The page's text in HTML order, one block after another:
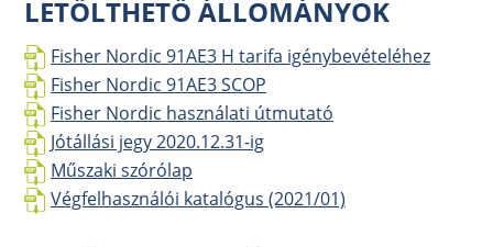
LETÖLTHETŐ ÁLLOMÁNYOK
Fisher Nordic 91AE3 H tarifa igénybevételéhez
Fisher Nordic 91AE3 SCOP
Fisher Nordic használati útmutató
Jótállási jegy 2020.12.31-ig
Műszaki szórólap
Végfelhasználói katalógus (2021/01)